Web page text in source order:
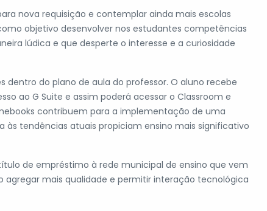
nova requisição e contemplar ainda mais escolas
objetivo desenvolver nos estudantes competências
lúdica e que desperte o interesse e a curiosidade
do plano de aula do professor. O aluno recebe
ao G Suite e assim poderá acessar o Classroom e
contribuem para a implementação de uma
tendências atuais propiciam ensino mais significativo
de empréstimo à rede municipal de ensino que vem
mais qualidade e permitir interação tecnológica